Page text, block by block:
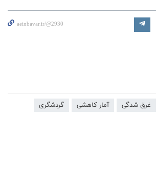
aeinbavar.ir/@2930
غرق شدگی آمار کاهشی
گردشگری